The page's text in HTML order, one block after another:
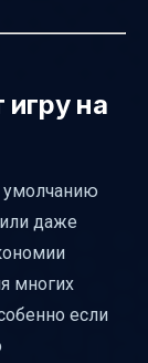
на
умолчанию
даже
многих
если